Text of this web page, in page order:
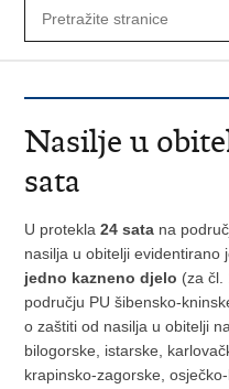
Nasilje u
sata
U protekla 24 sata na
nasilja u obitelji evidentirano
jedno kazneno djelo (za čl.
području PU šibensko-
o zaštiti od nasilja u obitelji
bilogorske, istarske,
krapinsko-zagorske,